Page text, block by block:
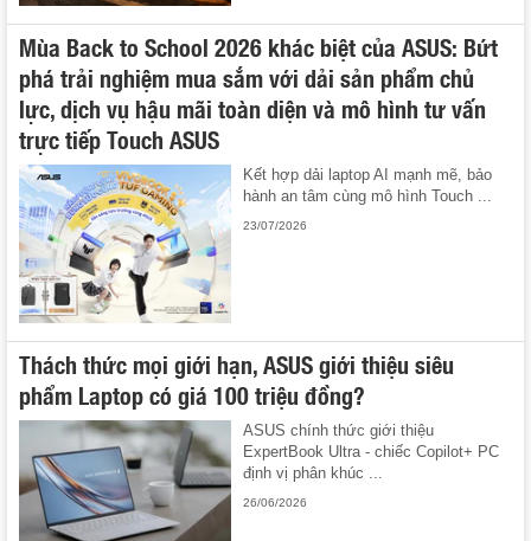
Mùa Back to School 2026 khác biệt của ASUS: Bứt
phá trải nghiệm mua sắm với dải sản phẩm chủ
lực, dịch vụ hậu mãi toàn diện và mô hình tư vấn
trực tiếp Touch ASUS
Kết hợp dải laptop AI mạnh mẽ, bảo
hành an tâm cùng mô hình Touch ...
23/07/2026
Thách thức mọi giới hạn, ASUS giới thiệu siêu
phẩm Laptop có giá 100 triệu đồng?
ASUS chính thức giới thiệu
ExpertBook Ultra - chiếc Copilot+ PC
định vị phân khúc ...
26/06/2026